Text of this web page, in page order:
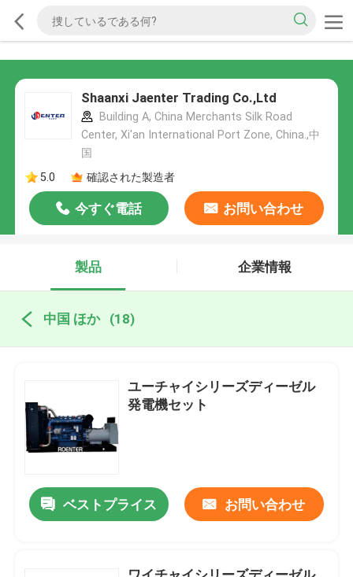
Shaanxi Jaenter Trading Co.,Ltd
Building A, China Merchants Silk Road
Center, Xi'an International Port Zone, China.,中
国
5.0
確認された製造者
今すぐ電話 お問い合わせ
製品 企業情報
中国 ほか (18)
ユーチャイシリーズディーゼル
発電機セット
ベストプライス お問い合わせ